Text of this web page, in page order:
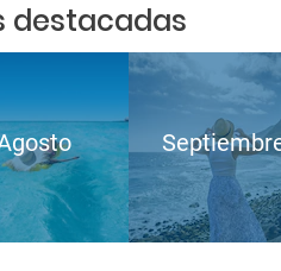
destacadas